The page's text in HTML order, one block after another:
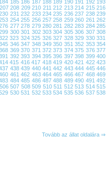
184 185 186 187 188 189 190 191 192 193
207 208 209 210 211 212 213 214 215 216
231232 233 234235 236237 238239
254255 256 257258 259260 261262
277278 279 280281 282283 284285
300301 302 303304 305306 307308
323 324 325 326 327 328 329 330 331
346347 348 349350 351352 353354
369370 371 372373 374375 376377
392393 394 395396 397398 399400
415 416 417 418 419 420 421 422 423
438439 440 441442 443444 445446
461462 463 464465 466467 468469
484485 486 487488 489490 491492
506 507 508 509 510 511 512 513 514 515
530531 532 533534 535536 537538
Tovább az állat oldalára ⇒